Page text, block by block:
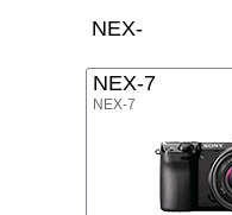
NEX-
NEX-7
NEX-7